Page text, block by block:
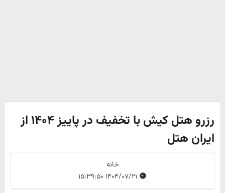
رزرو هتل کیش با تخفیف در پاییز ۱۴۰۴ از
ایران هتل
خانه